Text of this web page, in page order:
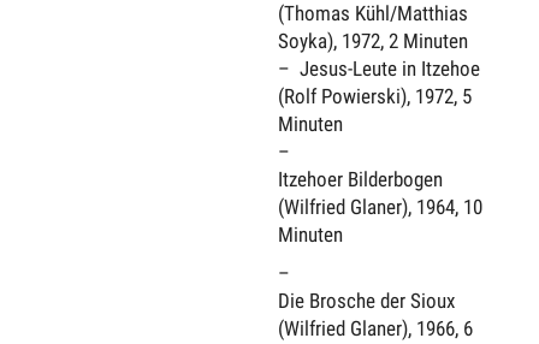
(Thomas Kühl/Matthias
Soyka), 1972, 2 Minuten
Jesus-Leute in Itzehoe
(Rolf Powierski), 1972, 5
Minuten
Itzehoer Bilderbogen
(Wilfried Glaner), 1964, 10
Minuten
Die Brosche der Sioux
(Wilfried Glaner), 1966, 6